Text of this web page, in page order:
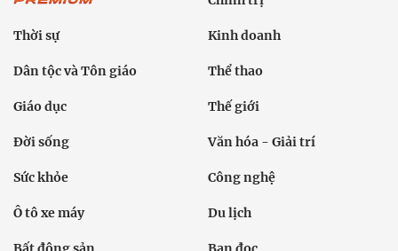
Thời sự Kinh doanh
Dân tộc và Tôn giáo Thể thao
Giáo dục Thế giới
Đời sống Văn hóa - Giải trí
Sức khỏe Công nghệ
Ô tô xe máy Du lịch